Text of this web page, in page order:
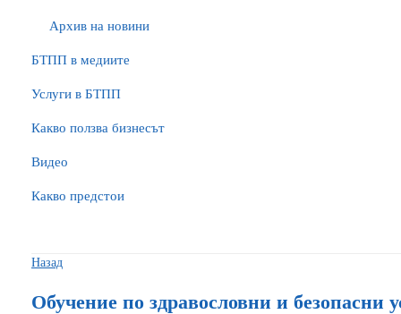
Архив на новини
БTПП в медиите
Услуги в БТПП
Какво ползва бизнесът
Видео
Какво предстои
Назад
Обучение по здравословни и безопасни